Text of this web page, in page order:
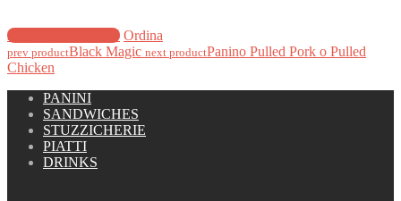
Aggiungi al carrello Ordina
prev productBlack Magic next productPanino Pulled Pork o Pulled
Chicken
PANINI
SANDWICHES
STUZZICHERIE
PIATTI
DRINKS